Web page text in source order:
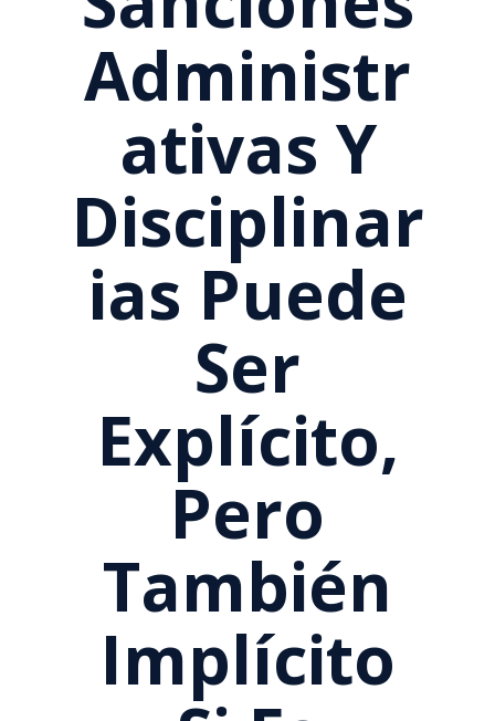
Administr
Ativas Y
Disciplinar
Ias Puede
Ser
Explícito,
Pero
También
Implícito